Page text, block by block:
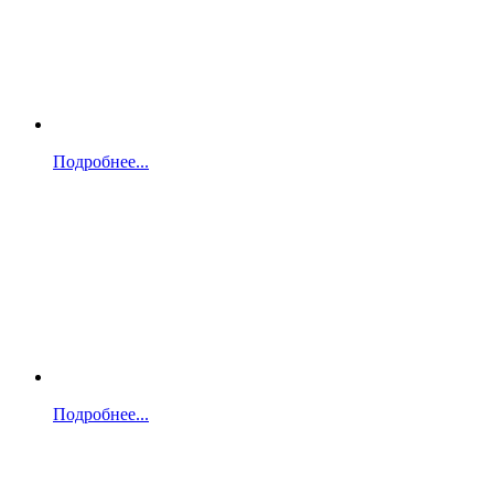
Подробнее...
Подробнее...